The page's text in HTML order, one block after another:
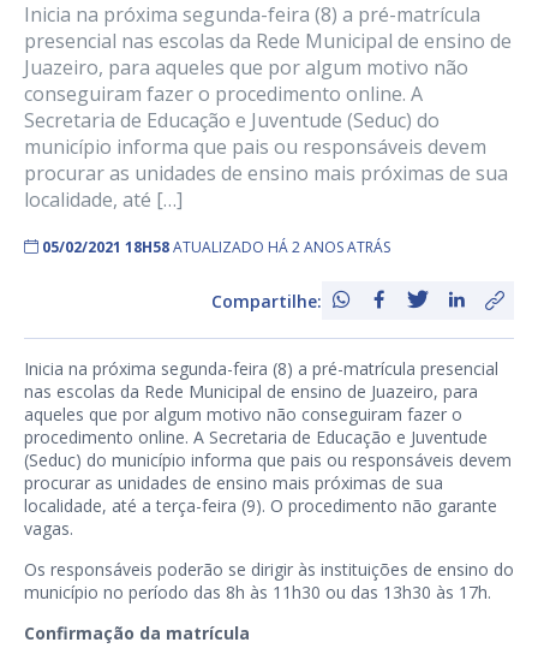
Inicia na próxima segunda-feira (8) a pré-matrícula
presencial nas escolas da Rede Municipal de ensino de
Juazeiro, para aqueles que por algum motivo não
conseguiram fazer o procedimento online. A
Secretaria de Educação e Juventude (Seduc) do
município informa que pais ou responsáveis devem
procurar as unidades de ensino mais próximas de sua
localidade, até […]
05/02/2021 18H58ATUALIZADO HÁ 2 ANOS ATRÁS
Compartilhe:
Inicia na próxima segunda-feira (8) a pré-matrícula presencial
nas escolas da Rede Municipal de ensino de Juazeiro, para
aqueles que por algum motivo não conseguiram fazer o
procedimento online. A Secretaria de Educação e Juventude
(Seduc) do município informa que pais ou responsáveis devem
procurar as unidades de ensino mais próximas de sua
localidade, até a terça-feira (9). O procedimento não garante
vagas.
Os responsáveis poderão se dirigir às instituições de ensino do
município no período das 8h às 11h30 ou das 13h30 às 17h.
Confirmação da matrícula